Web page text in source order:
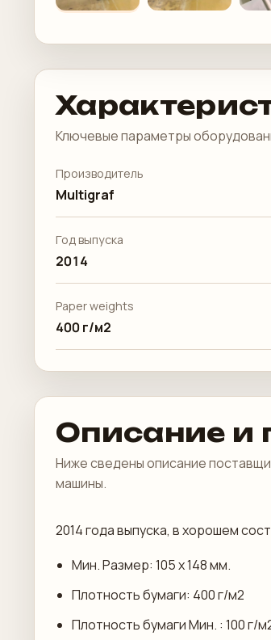
Ключевые параметры
Производитель
Multigraf
Год выпуска
2014
Paper weights
400 г/м2
Описание и
Ниже сведены описание
машины.
2014 года выпуска, в хорошем
Мин. Размер: 105 х 148 мм.
Плотность бумаги: 400 г/м2
Плотность бумаги Мин. : 100 г/